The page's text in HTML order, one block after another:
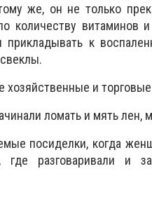
же, он не только
количеству витаминов
прикладывать к
хозяйственные и
ломать и мять лен,
посиделки, когда
разговаривали и